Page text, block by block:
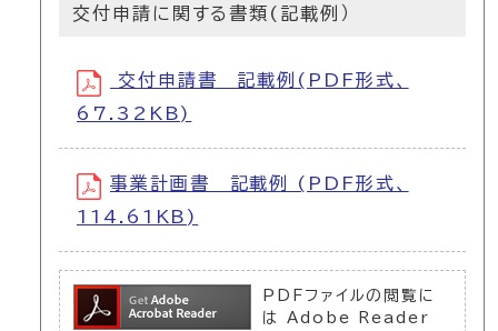
交付申請に関する書類(記載例）
交付申請書 記載例(PDF形式、
67.32KB)
事業計画書 記載例 (PDF形式、
114.61KB)
PDFファイルの閲覧に
は Adobe Reader